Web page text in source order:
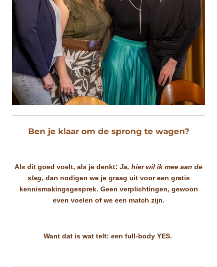
Ben je klaar om de sprong te wagen?
Als dit goed voelt, als je denkt: Ja, hier wil ik mee aan de
slag, dan nodigen we je graag uit voor een gratis
kennismakingsgesprek. Geen verplichtingen, gewoon
even voelen of we een match zijn.
Want dat is wat telt: een full-body YES.